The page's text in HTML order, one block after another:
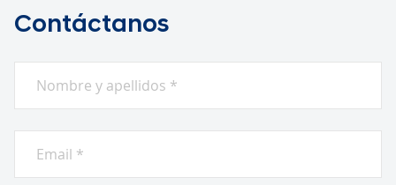
Contáctanos